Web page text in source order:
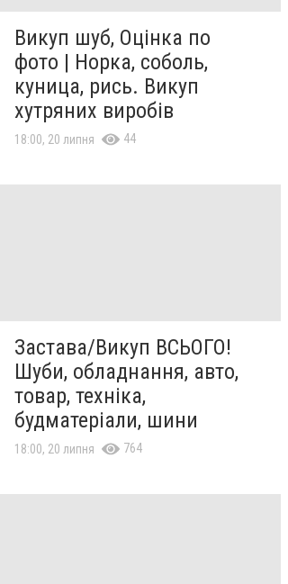
Викуп шуб, Оцінка по
фото | Норка, соболь,
куница, рись. Викуп
хутряних виробів
18:00, 20 липня 44
Застава/Викуп ВСЬОГО!
Шуби, обладнання, авто,
товар, техніка,
будматеріали, шини
18:00, 20 липня 764